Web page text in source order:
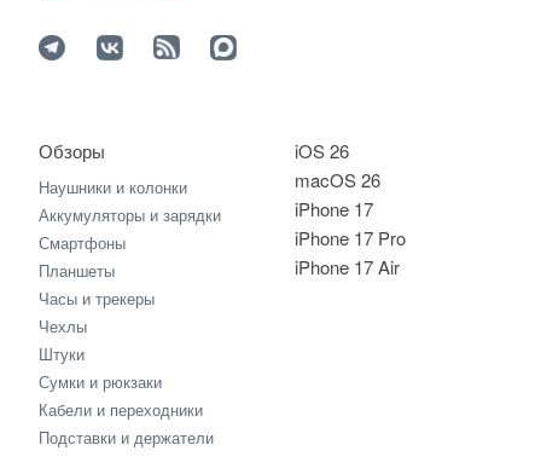
iOS 26
macOS 26
iPhone 17
iPhone 17 Pro
iPhone 17 Air
Обзоры
Наушники и колонки
Аккумуляторы и зарядки
Смартфоны
Планшеты
Часы и трекеры
Чехлы
Штуки
Сумки и рюкзаки
Кабели и переходники
Подставки и держатели